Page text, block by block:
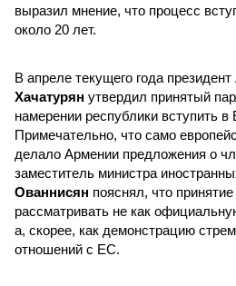
выразил мнение, что процесс
около 20 лет.
В апреле текущего года
Хачатурян утвердил принятый
намерении республики вступить в
Примечательно, что само
делало Армении предложения о
заместитель министра
Ованнисян пояснял, что
рассматривать не как
а, скорее, как демонстрацию
отношений с ЕС.